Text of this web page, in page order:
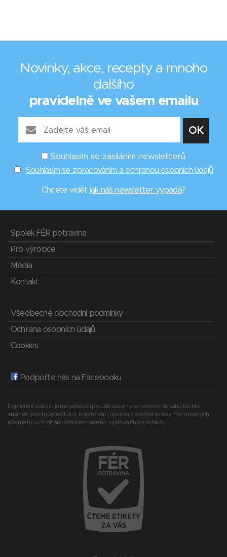
Novinky, akce, recepty a mnoho
dalšího
pravidelně ve vašem emailu
Souhlasím se zasíláním newsletterů
Souhlasím se zpracováním a ochranou osobních údajů
Chcete vidět jak náš newsletter vypadá?
Spolek FÉR potravina
Pro výrobce
Média
Kontakt
Všeobecné obchodní podmínky
Ochrana osobních údajů
Cookies
Podpořte nás na Facebooku
Explicitně zakazujeme jakékoli použití části nebo celého obsahu těchto
stránek, jejich reprodukci, kopírování, úpravu a zvláště prezentaci na jiných
internetových stránkách bez našeho výslovného souhlasu.